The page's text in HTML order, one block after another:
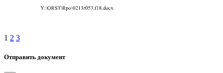
1 2 3
Отправить документ